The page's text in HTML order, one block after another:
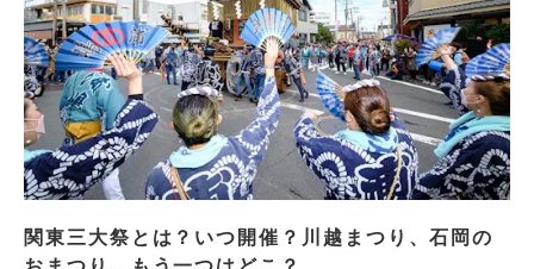
関東三大祭とは？いつ開催？川越まつり、石岡の